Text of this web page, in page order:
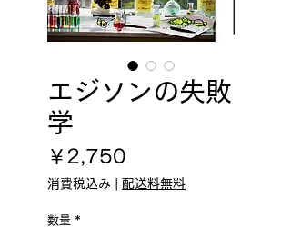
エジソンの失敗
学
￥2,750
格
消費税込み 配送料無料
数量 *